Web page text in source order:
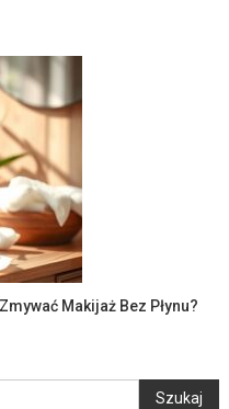
Makijaż Bez Płynu?
Szukaj